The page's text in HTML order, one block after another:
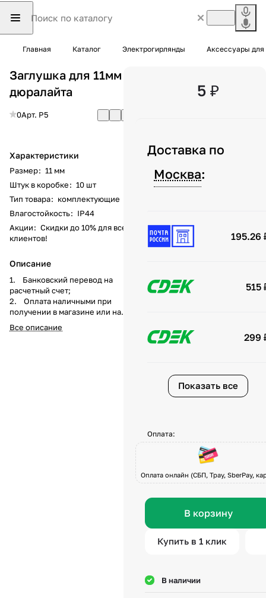
Главная Каталог Электрогирлянды Аксессуары для
Заглушка для 11мм
дюралайта
0Арт. P5
Характеристики
Размер: 11 мм
Штук в коробке: 10 шт
Тип товара: комплектующие
Влагостойкость: IP44
Акции: Скидки до 10% для всех
клиентов!
Описание
1. Банковский перевод на
расчетный счет;
2. Оплата наличными при
получении в магазине или на
складе компании а
также курьеру при доставке;
Все описание
5 ₽
Доставка по
Москва:
195.26
515
299
Показать все
Оплата:
Оплата онлайн (СБП, Tpay, SberPay,
В корзину
Купить в 1 клик
В наличии